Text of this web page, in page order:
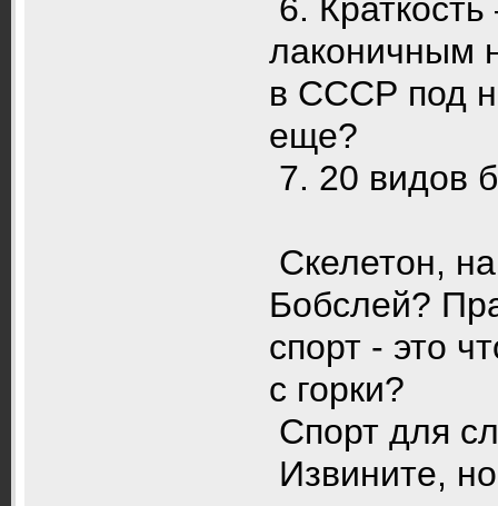
6.
лаконичным
в СССР под
еще?
7. 20 видов
Скелетон,
Бобслей?
спорт - это
с горки?
Спорт для
Извините,